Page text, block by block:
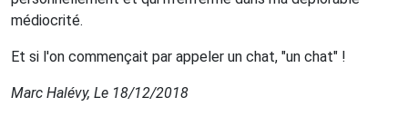
médiocrité.
Et si l'on commençait par appeler un chat, "un chat" !
Marc Halévy, Le 18/12/2018